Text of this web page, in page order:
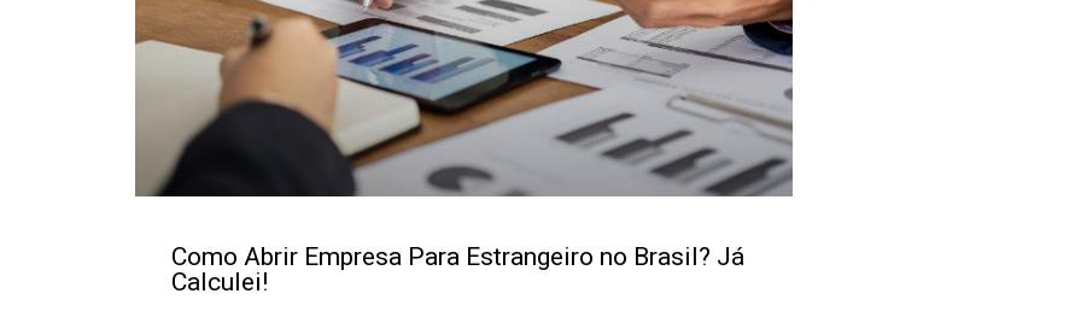
Como Abrir Empresa Para Estrangeiro no Brasil? Já
Calculei!